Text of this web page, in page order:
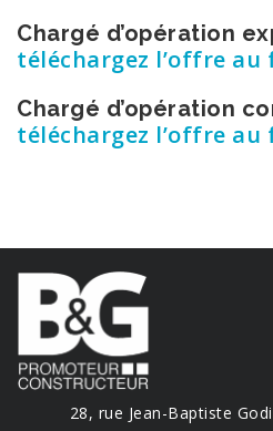
Chargé d’opération
téléchargez l’offre au
Chargé d’opération
téléchargez l’offre au
28, rue Jean-Baptiste